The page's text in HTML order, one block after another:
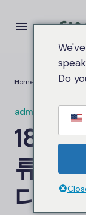
Home 워드프레
18 워
류장
다.
Do